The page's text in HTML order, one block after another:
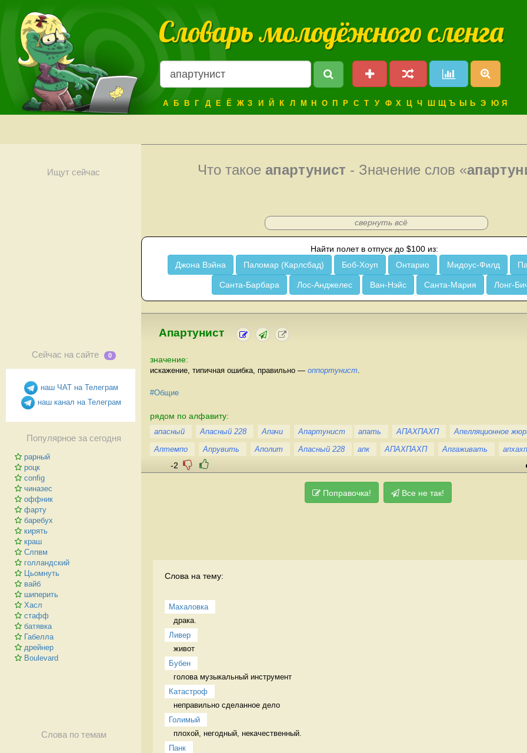
Словарь молодёжного сленга
А Б В Г Д Е Ё Ж З И Й К Л М Н О П Р С Т У Ф Х Ц Ч Ш Щ Ъ Ы Ь Э Ю Я
Ищут сейчас
Сейчас на сайте 0
наш ЧАТ на Телеграм
наш канал на Телеграм
Популярное за сегодня
рарный
роцк
config
чиназес
оффник
фарту
баребух
кирять
краш
Слпвм
голландский
Цьомнуть
вайб
шиперить
Хасл
стафф
батявка
Габелла
дрейнер
Boulevard
Слова по темам
Что такое апартунист - Значение слов «
свернуть всё
Найти полет в отпуск до $100 из:
Джона Вэйна
Паломар (Карлсбад) Боб-Хоуп Онтарио Мидоус-Филд
Санта-Барбара Лос-Анджелес Ван-Нэйс Санта-Мария Лонг-
Апартунист
значение:
искажение, типичная ошибка, правильно — оппортунист
#Общие
рядом по алфавиту:
апасный Апасный 228 Апачи Апартунист апать АПАХПАХП
Апелляционное
Аптемпо
Апрувить Аполит Апасный 228 апк АПАХПАХП Апгаживать
-2
Поправочка! Все не так!
Слова на тему:
Махаловка
драка.
Ливер
живот
Бубен
голова музыкальный инструмент
Катастроф
неправильно сделанное дело
Голимый
плохой, негодный, некачественный.
Панк